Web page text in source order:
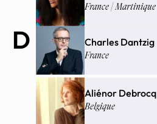
France | Martinique
D Charles Dantzig
France
Aliénor Debrocq
Belgique